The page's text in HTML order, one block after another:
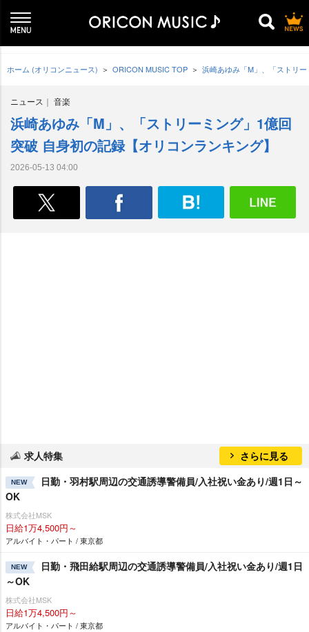
ホーム (オリコンニュース) ORICON MUSIC TOP 浜崎あゆみ「M」、「ストリ
ニュース 音楽
浜崎あゆみ「M」、「ストリーミング」1億回
突破 自身初の記録【オリコンランキング】
2026-05-13 04:00
求人特集 さらに見る
NEW
日勤・羽村駅周辺の交通誘導警備員/入社祝い金あり/週1日～
OK
株式会社MSK
日給1万4,500円～
アルバイト・パート / 東京都
NEW
日勤・飛田給駅周辺の交通誘導警備員/入社祝い金あり/週1日
～OK
株式会社MSK
日給1万4,500円～
アルバイト・パート / 東京都